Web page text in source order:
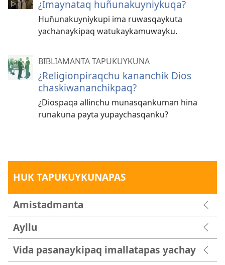
¿Imaynataq huñunakuyniykuqa?
Huñunakuyniykupi ima ruwasqaykuta
yachanaykipaq watukaykamuwayku.
BIBLIAMANTA TAPUKUYKUNA
¿Religionpiraqchu kananchik Dios
chaskiwananchikpaq?
¿Diospaqa allinchu munasqankuman hina
runakuna payta yupaychasqanku?
HUK TAPUKUYKUNAPAS
Amistadmanta
Ayllu
Vida pasanaykipaq imallatapas yachay